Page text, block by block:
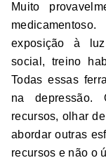
Muito
exposição à
social, treino
Todas essas
na depressão.
recursos, olhar
abordar outras
recursos e não o